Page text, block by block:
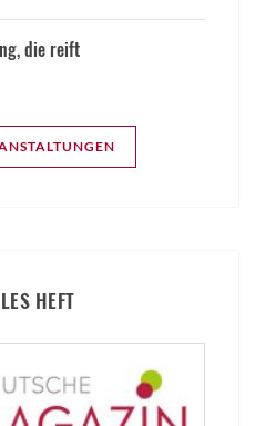
die reift
HEFT